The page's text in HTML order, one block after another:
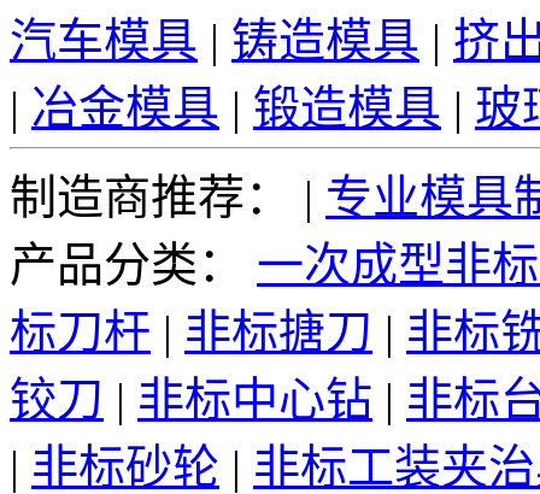
汽车模具 | 铸造模具 | 挤
| 冶金模具 | 锻造模具 | 玻
制造商推荐：
| 专业模具
产品分类：
一次成型非
标刀杆 | 非标搪刀 | 非标
铰刀 | 非标中心钻 | 非标
| 非标砂轮 | 非标工装夹